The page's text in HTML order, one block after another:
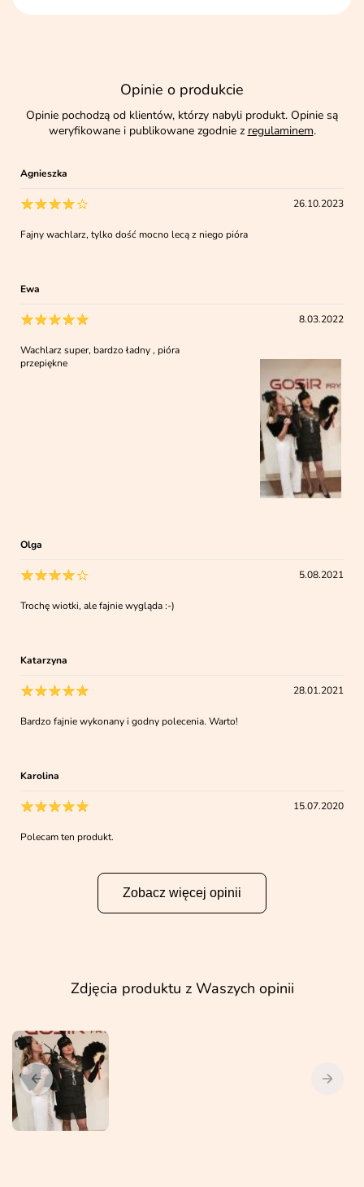
Opinie o produkcie
Opinie pochodzą od klientów, którzy nabyli produkt. Opinie są
weryfikowane i publikowane zgodnie z regulaminem.
Agnieszka
26.10.2023
Fajny wachlarz, tylko dość mocno lecą z niego pióra
Ewa
8.03.2022
Wachlarz super, bardzo ładny , pióra
przepiękne
Olga
5.08.2021
Trochę wiotki, ale fajnie wygląda :-)
Katarzyna
28.01.2021
Bardzo fajnie wykonany i godny polecenia. Warto!
Karolina
15.07.2020
Polecam ten produkt.
Zobacz więcej opinii
Zdjęcia produktu z Waszych opinii